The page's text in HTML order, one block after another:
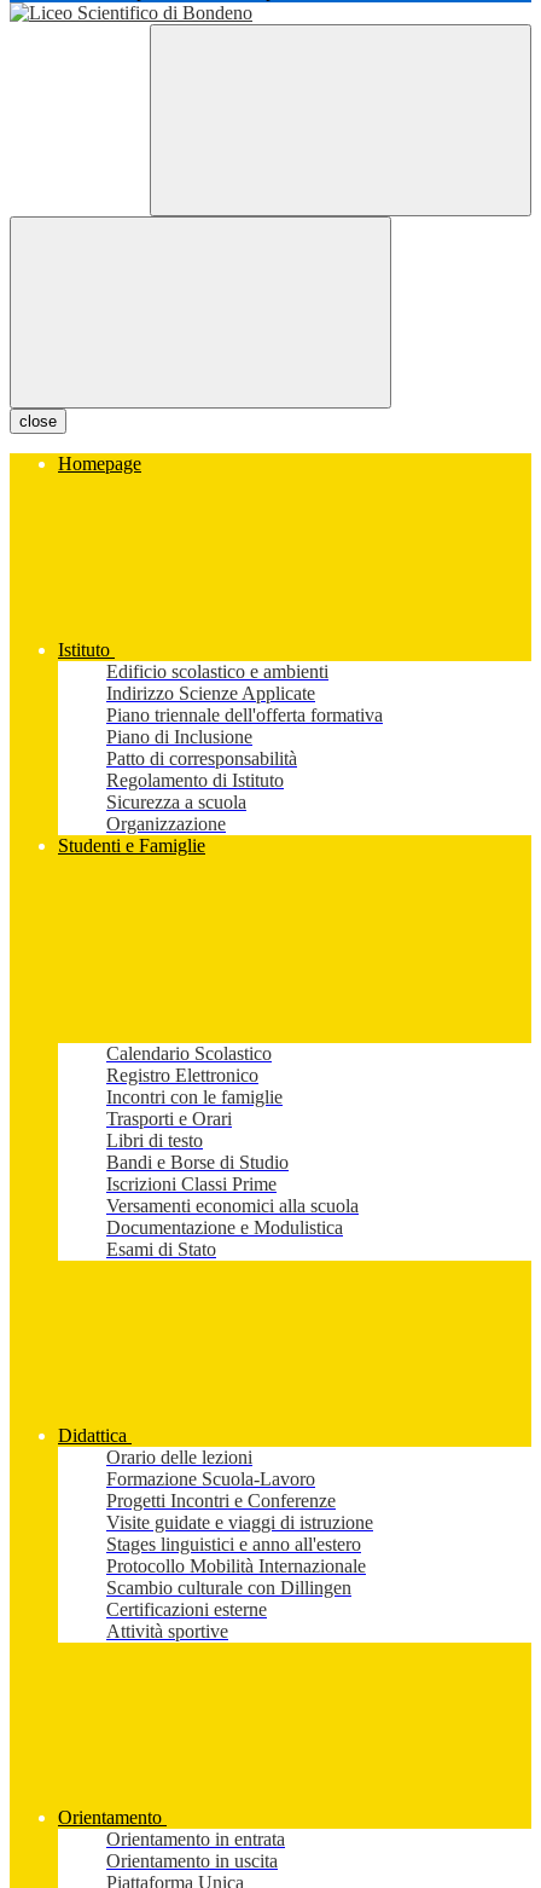
close
Homepage
Istituto
Edificio scolastico e ambienti
Indirizzo Scienze Applicate
Piano triennale dell'offerta formativa
Piano di Inclusione
Patto di corresponsabilità
Regolamento di Istituto
Sicurezza a scuola
Organizzazione
Studenti e Famiglie
Calendario Scolastico
Registro Elettronico
Incontri con le famiglie
Trasporti e Orari
Libri di testo
Bandi e Borse di Studio
Iscrizioni Classi Prime
Versamenti economici alla scuola
Documentazione e Modulistica
Esami di Stato
Didattica
Orario delle lezioni
Formazione Scuola-Lavoro
Progetti Incontri e Conferenze
Visite guidate e viaggi di istruzione
Stages linguistici e anno all'estero
Protocollo Mobilità Internazionale
Scambio culturale con Dillingen
Certificazioni esterne
Attività sportive
Orientamento
Orientamento in entrata
Orientamento in uscita
Piattaforma Unica